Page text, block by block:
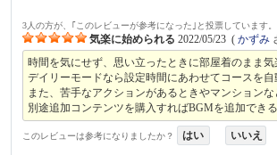
3人の方が、｢このレビューが参考になった｣と投票しています。
気楽に始められる 2022/05/23 (かずみ
時間を気にせず、思い立ったときに部屋着のまま
デイリーモードなら設定時間にあわせてコースを
また、苦手なアクションがあるときやマンション
別途追加コンテンツを購入すればBGMを追加でき
このレビューは参考になりましたか？ はい いいえ